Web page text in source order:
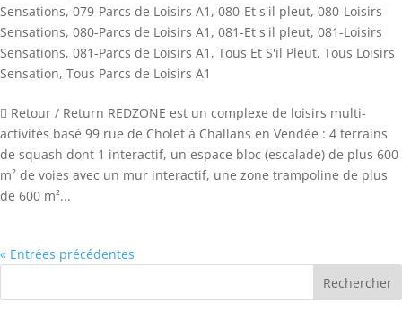
Sensations, 079-Parcs de Loisirs A1 , 080-Et s'il pleut, 080-Loisirs
Sensations, 080-Parcs de Loisirs A1 , 081-Et s'il pleut, 081-Loisirs
Sensations, 081-Parcs de Loisirs A1 , Tous Et S'il Pleut, Tous Loisirs
Sensation, Tous Parcs de Loisirs A1
 Retour / Return REDZONE est un complexe de loisirs multi-
activités basé 99 rue de Cholet à Challans en Vendée : 4 terrains
de squash dont 1 interactif, un espace bloc (escalade) de plus 600
m² de voies avec un mur interactif, une zone trampoline de plus
de 600 m²...
« Entrées précédentes
Rechercher